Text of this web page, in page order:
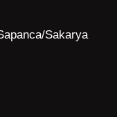
Sakarya